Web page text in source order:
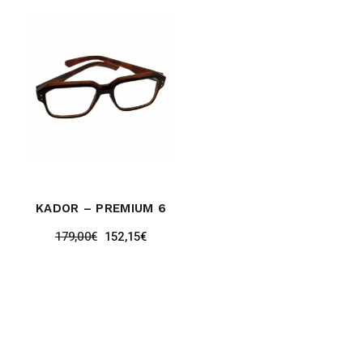
KADOR – PREMIUM 6
179,00€ 152,15€